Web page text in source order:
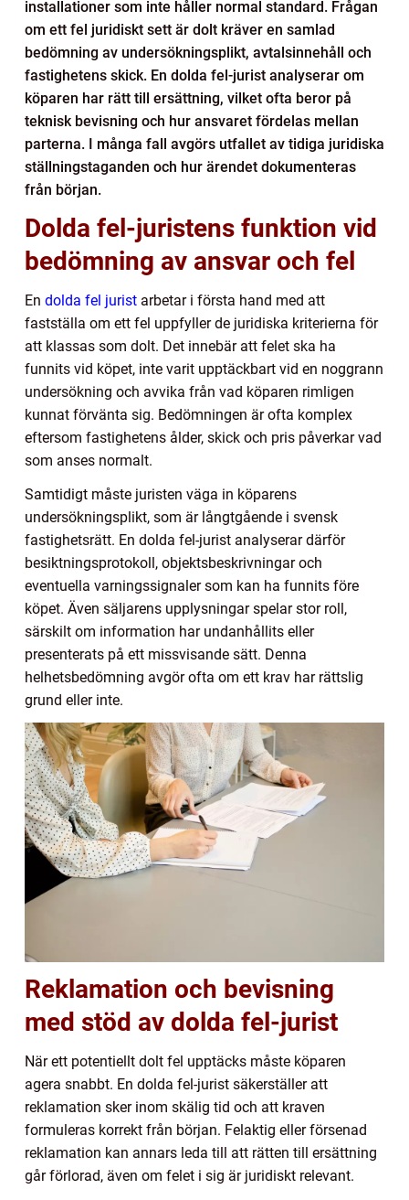
installationer som inte håller normal standard. Frågan
om ett fel juridiskt sett är dolt kräver en samlad
bedömning av undersökningsplikt, avtalsinnehåll och
fastighetens skick. En dolda fel-jurist analyserar om
köparen har rätt till ersättning, vilket ofta beror på
teknisk bevisning och hur ansvaret fördelas mellan
parterna. I många fall avgörs utfallet av tidiga juridiska
ställningstaganden och hur ärendet dokumenteras
från början.
Dolda fel-juristens funktion vid
bedömning av ansvar och fel
En dolda fel jurist arbetar i första hand med att
fastställa om ett fel uppfyller de juridiska kriterierna för
att klassas som dolt. Det innebär att felet ska ha
funnits vid köpet, inte varit upptäckbart vid en noggrann
undersökning och avvika från vad köparen rimligen
kunnat förvänta sig. Bedömningen är ofta komplex
eftersom fastighetens ålder, skick och pris påverkar vad
som anses normalt.
Samtidigt måste juristen väga in köparens
undersökningsplikt, som är långtgående i svensk
fastighetsrätt. En dolda fel-jurist analyserar därför
besiktningsprotokoll, objektsbeskrivningar och
eventuella varningssignaler som kan ha funnits före
köpet. Även säljarens upplysningar spelar stor roll,
särskilt om information har undanhållits eller
presenterats på ett missvisande sätt. Denna
helhetsbedömning avgör ofta om ett krav har rättslig
grund eller inte.
Reklamation och bevisning
med stöd av dolda fel-jurist
När ett potentiellt dolt fel upptäcks måste köparen
agera snabbt. En dolda fel-jurist säkerställer att
reklamation sker inom skälig tid och att kraven
formuleras korrekt från början. Felaktig eller försenad
reklamation kan annars leda till att rätten till ersättning
går förlorad, även om felet i sig är juridiskt relevant.